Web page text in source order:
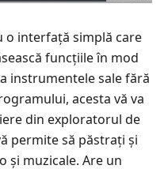
o interfață simplă care
funcțiile în mod
instrumentele sale fără
acesta vă va
din exploratorul de
permite să păstrați și
și muzicale. Are un